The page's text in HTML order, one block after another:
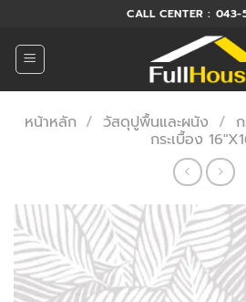
ยัง
เนื้อหา
CALL CENTER : 043-
หน้าหลัก / วัสดุปูพื้นและผนัง /
กระเบื้อง